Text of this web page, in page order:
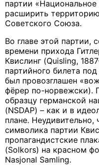
партии «Национальное
расширить
Советского Союза.
Во главе этой партии,
времени прихода
Квислинг (Quisling,
партийного билета
был провозглашен
фёрер по-норвежски).
образцу германской
(NSDAP) – как и в
плане.
символика партии
пропагандистские
(Solkors) на красном
Nasjonal Samling.